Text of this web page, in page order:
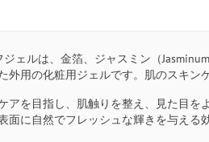
ェルは、金箔、ジャスミン（
用の化粧用ジェルです。肌のスキン
アを目指し、肌触りを整え、見た目
に自然でフレッシュな輝きを与える